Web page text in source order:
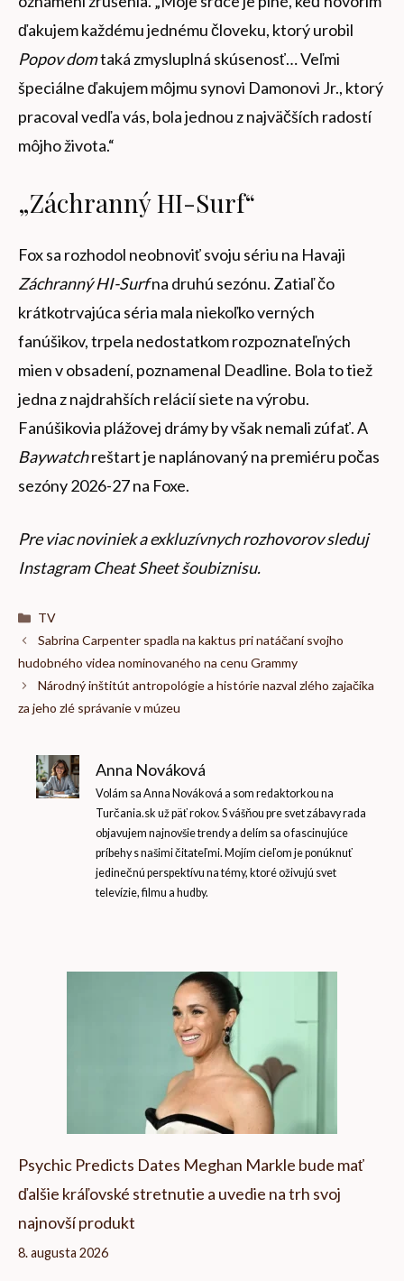
ďakujem každému jednému človeku, ktorý urobil
Popov domtaká zmysluplná skúsenosť… Veľmi
špeciálne ďakujem môjmu synovi Damonovi Jr., ktorý
pracoval vedľa vás, bola jednou z najväčších radostí
môjho života.“
„Záchranný HI-Surf“
Fox sa rozhodol neobnoviť svoju sériu na Havaji
Záchranný HI-Surfna druhú sezónu. Zatiaľ čo
krátkotrvajúca séria mala niekoľko verných
fanúšikov, trpela nedostatkom rozpoznateľných
mien v obsadení, poznamenal Deadline. Bola to tiež
jedna z najdrahších relácií siete na výrobu.
Fanúšikovia plážovej drámy by však nemali zúfať. A
Baywatchreštart je naplánovaný na premiéru počas
sezóny 2026-27 na Foxe.
Pre viac noviniek a exkluzívnych rozhovorov sleduj
Instagram Cheat Sheet šoubiznisu.
Kategórie
TV
Sabrina Carpenter spadla na kaktus pri natáčaní svojho
hudobného videa nominovaného na cenu Grammy
Národný inštitút antropológie a histórie nazval zlého zajačika
za jeho zlé správanie v múzeu
Anna Nováková
Volám sa Anna Nováková a som redaktorkou na
Turčania.sk už päť rokov. S vášňou pre svet zábavy rada
objavujem najnovšie trendy a delím sa o fascinujúce
príbehy s našimi čitateľmi. Mojím cieľom je ponúknuť
jedinečnú perspektívu na témy, ktoré oživujú svet
televízie, filmu a hudby.
Psychic Predicts Dates Meghan Markle bude mať
ďalšie kráľovské stretnutie a uvedie na trh svoj
najnovší produkt
8. augusta 2026